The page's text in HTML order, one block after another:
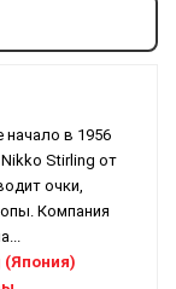
начало в 1956
Stirling от
очки,
Компания
(Япония)